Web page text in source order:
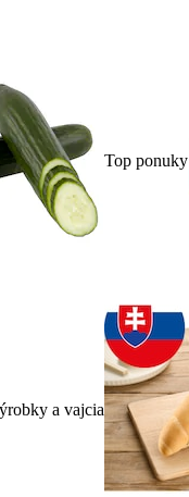
Top ponuky
a vajcia